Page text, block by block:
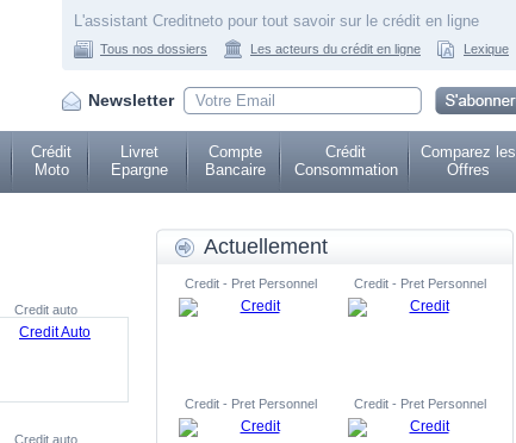
L'assistant Creditneto pour tout savoir sur le crédit en ligne
Tous nos dossiers Les acteurs du crédit en ligne Lexique
Newsletter
Crédit
Moto
Livret
Epargne
Compte
Bancaire
Crédit
Consommation
Comparez les
Offres
Credit auto
Credit auto
Actuellement
Credit - Pret Personnel Credit - Pret Personnel
Credit - Pret Personnel Credit - Pret Personnel